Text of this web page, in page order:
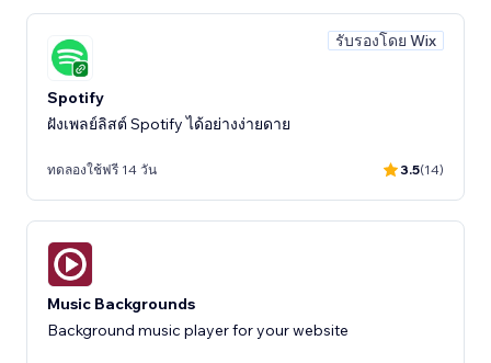
รับรองโดย Wix
Spotify
ฝังเพลย์ลิสต์ Spotify ได้อย่างง่ายดาย
ทดลองใช้ฟรี 14 วัน 3.5(14)
Music Backgrounds
Background music player for your website